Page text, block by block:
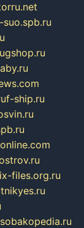
suo.spb.ru
f-ship.ru
files.org.ru
sobakopedia.ru